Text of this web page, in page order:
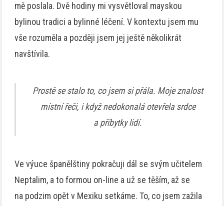
mě poslala. Dvě hodiny mi vysvětloval mayskou
bylinou tradici a bylinné léčení. V kontextu jsem mu
vše rozuměla a později jsem jej ještě několikrát
navštívila.
Prostě se stalo to, co jsem si přála. Moje znalost
místní řeči, i když nedokonalá otevřela srdce
a příbytky lidí.
Ve výuce španělštiny pokračuji dál se svým učitelem
Neptalim, a to formou on-line a už se těším, až se
na podzim opět v Mexiku setkáme. To, co jsem zažila